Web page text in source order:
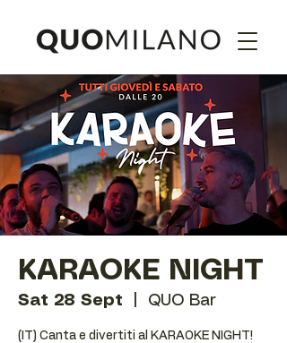
KARAOKE NIGHT
Sat 28 Sept QUO Bar
(IT) Canta e divertiti al KARAOKE NIGHT!